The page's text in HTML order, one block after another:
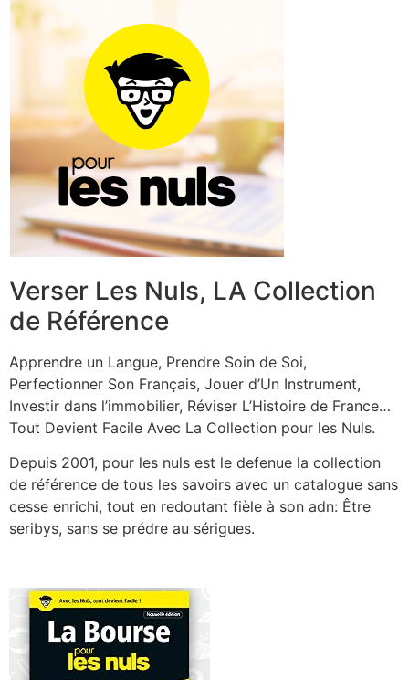
Verser Les Nuls, LA Collection
de Référence
Apprendre un Langue, Prendre Soin de Soi,
Perfectionner Son Français, Jouer d’Un Instrument,
Investir dans l’immobilier, Réviser L’Histoire de France…
Tout Devient Facile Avec La Collection pour les Nuls.
Depuis 2001, pour les nuls est le defenue la collection
de référence de tous les savoirs avec un catalogue sans
cesse enrichi, tout en redoutant fièle à son adn: Être
seribys, sans se prédre au sérigues.